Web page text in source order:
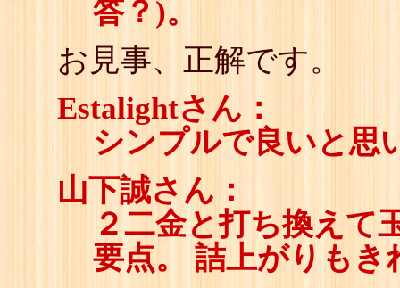
答？)。
お見事、正解です。
Estalightさん：
シンプルで良いと思
山下誠さん：
２二金と打ち換えて
要点。 詰上がりもき